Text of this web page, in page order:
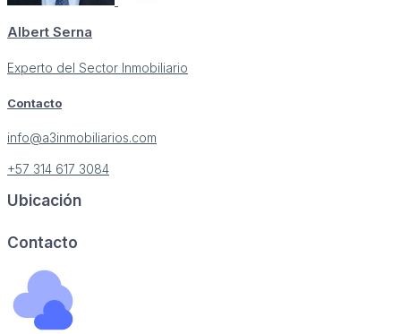
Albert Serna
Experto del Sector Inmobiliario
Contacto
info@a3inmobiliarios.com
+57 314 617 3084
Ubicación
Contacto